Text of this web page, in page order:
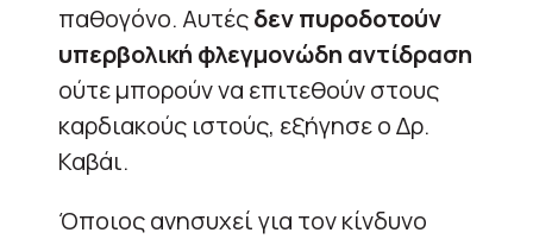
παθογόνο. Αυτέςδεν πυροδοτούν
υπερβολική φλεγμονώδη αντίδραση
ούτε μπορούν να επιτεθούν στους
καρδιακούς ιστούς, εξήγησε ο Δρ.
Καβάι.
Όποιος ανησυχεί για τον κίνδυνο